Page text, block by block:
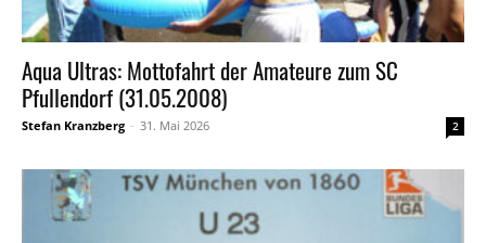
Aqua Ultras: Mottofahrt der Amateure zum SC
Pfullendorf (31.05.2008)
Stefan Kranzberg - 31. Mai 2026 2